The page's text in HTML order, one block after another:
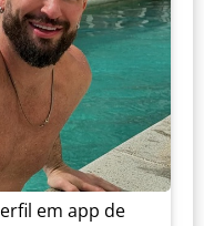
em app de